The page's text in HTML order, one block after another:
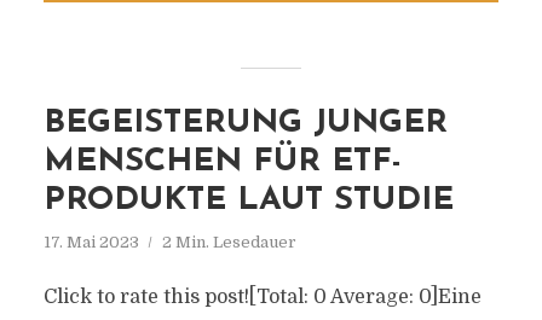
BEGEISTERUNG JUNGER
MENSCHEN FÜR ETF-
PRODUKTE LAUT STUDIE
17. Mai 2023 2 Min. Lesedauer
Click to rate this post![Total: 0 Average: 0]Eine